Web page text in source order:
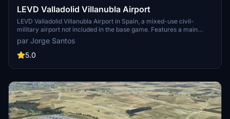
LEVD Valladolid Villanubla Airport
LEVD Valladolid Villanubla Airport in Spain, a mixed-use civil-
military airport not included in the base game. Features a main
asphalt runway with ILS capabilities and a grass runway reserved
for military operations. Experience realistic ATC services with a
single frequency for all roles. Update now available for MSFS 1.15.8
par Jorge Santos
5.0